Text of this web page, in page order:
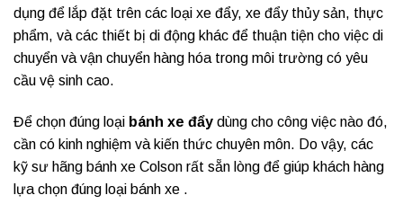
dụng để lắp đặt trên các loại xe đẩy, xe đẩy thủy sản, thực
phẩm, và các thiết bị di động khác để thuận tiện cho việc di
chuyển và vận chuyển hàng hóa trong môi trường có yêu
cầu vệ sinh cao.
Để chọn đúng loại bánh xe đẩy dùng cho công việc nào đó,
cần có kinh nghiệm và kiến thức chuyên môn. Do vậy, các
kỹ sư hãng bánh xe Colson rất sẵn lòng để giúp khách hàng
lựa chọn đúng loại bánh xe .